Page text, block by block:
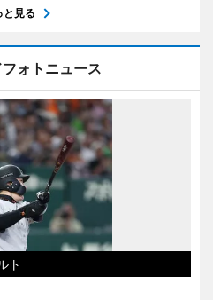
と見る
ォトニュース
ト